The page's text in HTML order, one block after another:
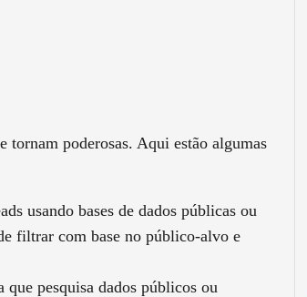
tornam poderosas. Aqui estão algumas
usando bases de dados públicas ou
filtrar com base no público-alvo e
que pesquisa dados públicos ou